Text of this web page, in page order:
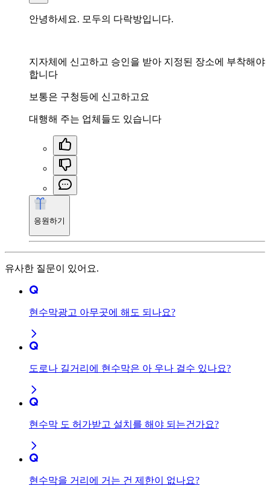
안녕하세요. 모두의 다락방입니다.
지자체에 신고하고 승인을 받아 지정된 장소에 부착해야
합니다
보통은 구청등에 신고하고요
대행해 주는 업체들도 있습니다
응원하기
유사한 질문이 있어요.
현수막광고 아무곳에 해도 되나요?
도로나 길거리에 현수막은 아 우나 걸수 있나요?
현수막 도 허가받고 설치를 해야 되는건가요?
현수막을 거리에 거는 건 제한이 없나요?